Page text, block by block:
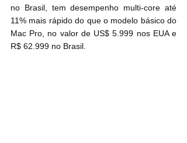
no Brasil, tem desempenho multi-core até
11% mais rápido do que o modelo básico do
Mac Pro, no valor de US$ 5.999 nos EUA e
R$ 62.999 no Brasil.